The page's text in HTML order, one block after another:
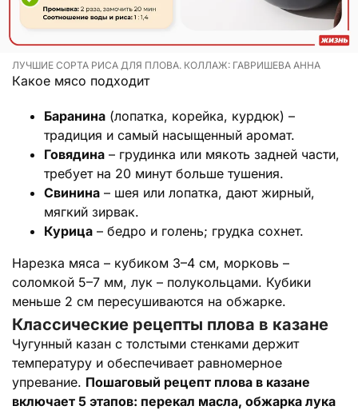
ЛУЧШИЕ СОРТА РИСА ДЛЯ ПЛОВА. КОЛЛАЖ: ГАВРИШЕВА АННА
Какое мясо подходит
Баранина (лопатка, корейка, курдюк) –
традиция и самый насыщенный аромат.
Говядина – грудинка или мякоть задней части,
требует на 20 минут больше тушения.
Свинина – шея или лопатка, дают жирный,
мягкий зирвак.
Курица – бедро и голень; грудка сохнет.
Нарезка мяса – кубиком 3–4 см, морковь –
соломкой 5–7 мм, лук – полукольцами. Кубики
меньше 2 см пересушиваются на обжарке.
Классические рецепты плова в казане
Чугунный казан с толстыми стенками держит
температуру и обеспечивает равномерное
упревание. Пошаговый рецепт плова в казане
включает 5 этапов: перекал масла, обжарка лука